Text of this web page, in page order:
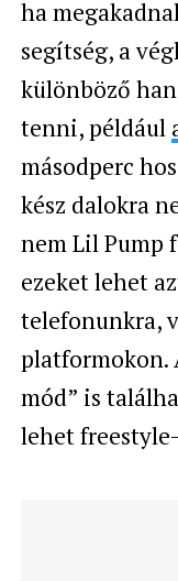
ha
segítség, a
különböző
tenni, például
másodperc
kész dalokra
nem Lil Pump
ezeket lehet
telefonunkra,
platformokon.
mód” is
lehet